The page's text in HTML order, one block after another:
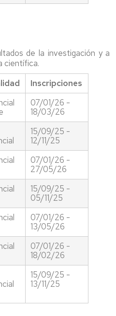
de la investigación y a
científica.
Inscripciones
07/01/26 -
18/03/26
15/09/25 -
12/11/25
07/01/26 -
27/05/26
15/09/25 -
05/11/25
07/01/26 -
13/05/26
07/01/26 -
18/02/26
15/09/25 -
13/11/25